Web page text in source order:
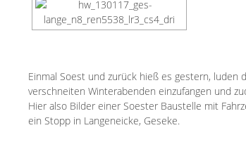
Einmal Soest und zurück hieß es gestern, luden
verschneiten Winterabenden einzufangen und
Hier also Bilder einer Soester Baustelle mit
ein Stopp in Langeneicke, Geseke.